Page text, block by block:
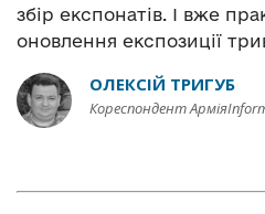
збір експонатів. І вже
оновлення експозиції
ОЛЕКСІЙ ТРИГУБ
Кореспондент